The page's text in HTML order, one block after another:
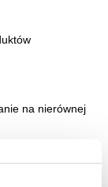
na nierównej